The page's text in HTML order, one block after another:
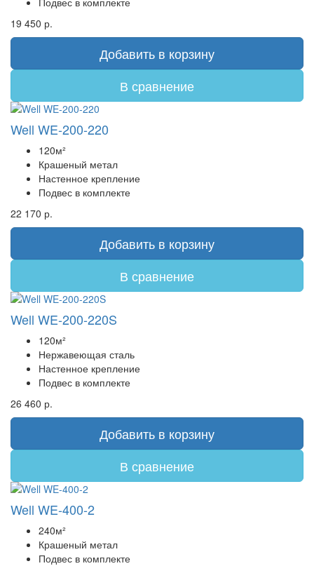
19 450 р.
Добавить в корзину
В сравнение
Well WE-200-220
120м²
Крашеный метал
Настенное крепление
Подвес в комплекте
22 170 р.
Добавить в корзину
В сравнение
Well WE-200-220S
120м²
Нержавеющая сталь
Настенное крепление
Подвес в комплекте
26 460 р.
Добавить в корзину
В сравнение
Well WE-400-2
240м²
Крашеный метал
Подвес в комплекте